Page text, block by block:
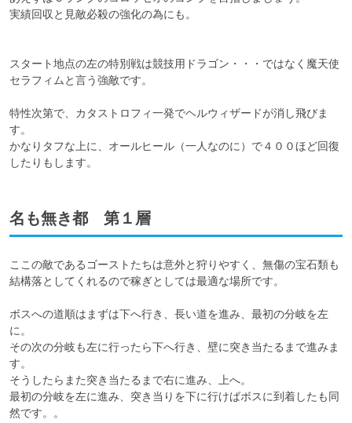
実績回収と見敵必殺の強化の為にも。
スタート地点の左の特別戦は競技用ドラゴン・・・ではなく魔天使
セラフィムと言う強敵です。
特性次第で、カタストロフィ一発でヘルウィザードが消し飛びま
す。
かなりタフな上に、オールヒール（一人なのに）で４００ほど回復
したりもします。
名も無き都 第１層
ここの敵であるゴーストたちは意外と狩りやすく、無傷の宝石類も
結構落としてくれるので稼ぎとしては最適な場所です。
ボスへの道順はまずは下へ行き、長い道を進み、最初の分岐を左
に。
その次の分岐も左に行ったら下へ行き、壁に突き当たるまで進みま
す。
そうしたらまた突き当たるまで右に進み、上へ。
最初の分岐を左に進み、突き当りを下に行けばボスに到着したも同
然です。。